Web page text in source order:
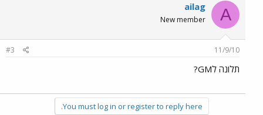
A
ailag
New member
11/9/10
#3
תלונה לGM?
You must log in or register to reply here.